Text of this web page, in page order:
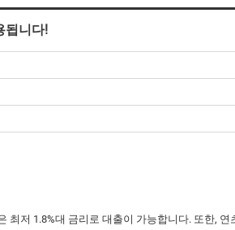
됩니다!
저 1.8%대 금리로 대출이 가능합니다. 또한,